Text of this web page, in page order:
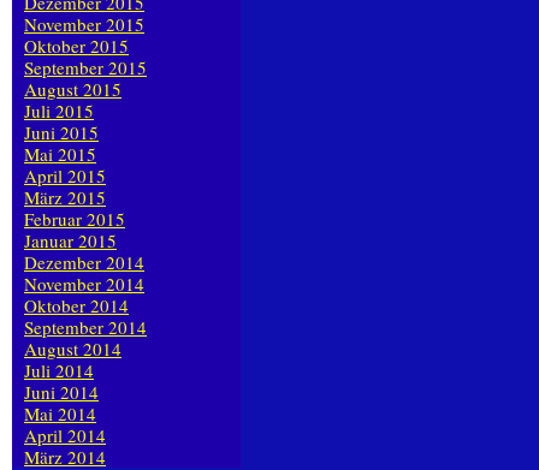
November 2015
Oktober 2015
September 2015
August 2015
Juli 2015
Juni 2015
Mai 2015
April 2015
März 2015
Februar 2015
Januar 2015
Dezember 2014
November 2014
Oktober 2014
September 2014
August 2014
Juli 2014
Juni 2014
Mai 2014
April 2014
März 2014